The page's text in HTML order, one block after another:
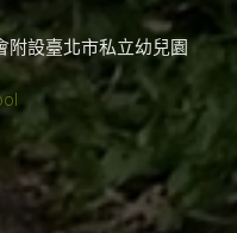
設臺北市私立幼兒園